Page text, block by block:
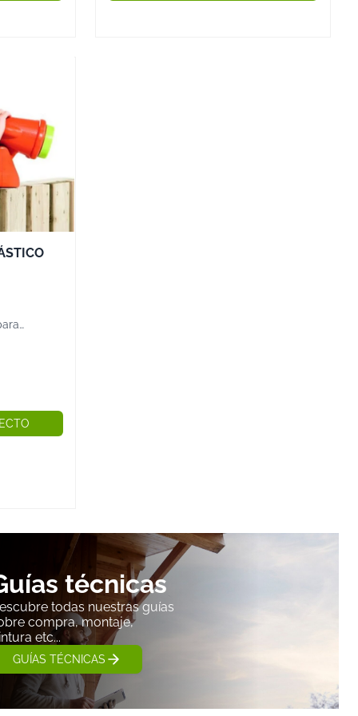
y el juego imaginativo.
de Madera para Niños
de jardín perfecto, es importante considerar algunos
a la edad de los pequeños. Para niños más pequeños,
y cinturón de seguridad. Para niños mayores, puedes
más complejas.
el columpio para asegurarte de que haya suficiente
la humedad y el deterioro, como el pino nórdico,
una base firme y que las uniones sean seguras y
que cuente con certificaciones de seguridad
durabilidad de los columpios de madera, es
de mantenimiento.
o aceites específicos para madera de exterior, que la
rayos UV.
las cuerdas y las sujeciones para asegurarte de
técnicas
todas nuestras guías
compra, montaje,
etc...
GUÍAS TÉCNICAS